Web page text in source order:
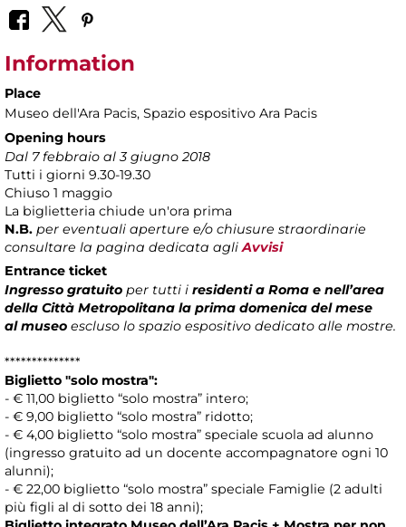
Information
Place
Museo dell'Ara Pacis, Spazio espositivo Ara Pacis
Opening hours
Dal 7 febbraio al 3 giugno 2018
Tutti i giorni 9.30-19.30
Chiuso 1 maggio
La biglietteria chiude un'ora prima
N.B. per eventuali aperture e/o chiusure straordinarie
consultare la pagina dedicata agli Avvisi
Entrance ticket
Ingresso gratuito per tutti i residenti a Roma e nell’area
della Città Metropolitana la prima domenica del mese
al museo escluso lo spazio espositivo dedicato alle mostre.
**************
Biglietto "solo mostra":
- € 11,00 biglietto “solo mostra” intero;
- € 9,00 biglietto “solo mostra” ridotto;
- € 4,00 biglietto “solo mostra” speciale scuola ad alunno
(ingresso gratuito ad un docente accompagnatore ogni 10
alunni);
- € 22,00 biglietto “solo mostra” speciale Famiglie (2 adulti
più figli al di sotto dei 18 anni);